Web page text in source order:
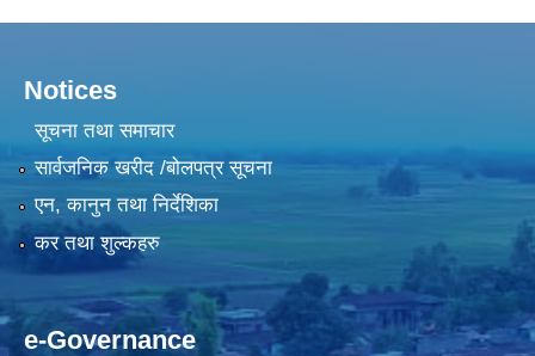
Notices
सूचना तथा समाचार
सार्वजनिक खरीद /बोलपत्र सूचना
एन, कानुन तथा निर्देशिका
कर तथा शुल्कहरु
e-Governance